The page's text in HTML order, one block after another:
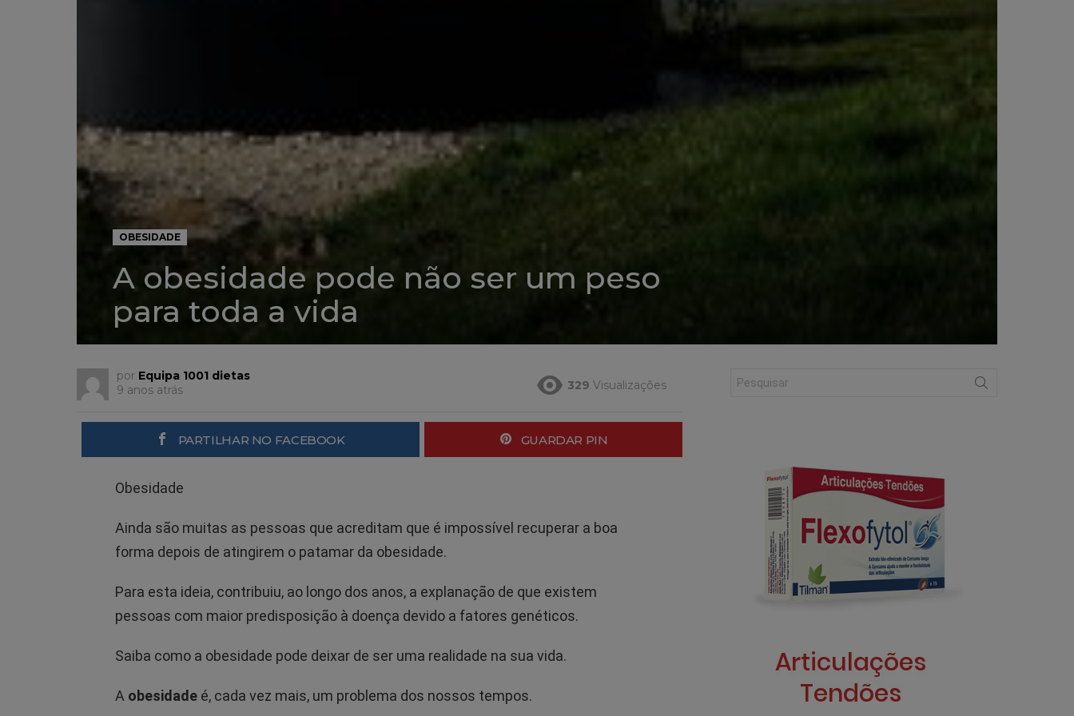
OBESIDADE
A obesidade pode não ser um peso
para toda a vida
por Equipa 1001 dietas
9 anos atrás
329 Visualizações
PARTILHAR NO FACEBOOK GUARDAR PIN
Obesidade
Ainda são muitas as pessoas que acreditam que é impossível recuperar a boa
forma depois de atingirem o patamar da obesidade.
Para esta ideia, contribuiu, ao longo dos anos, a explanação de que existem
pessoas com maior predisposição à doença devido a fatores genéticos.
Saiba como a obesidade pode deixar de ser uma realidade na sua vida.
A obesidade é, cada vez mais, um problema dos nossos tempos.
for: